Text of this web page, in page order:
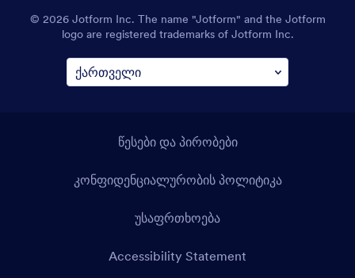
© 2026 Jotform Inc. The name "Jotform" and the Jotform
logo are registered trademarks of Jotform Inc.
წესები და პირობები
კონფიდენციალურობის პოლიტიკა
უსაფრთხოება
Accessibility Statement